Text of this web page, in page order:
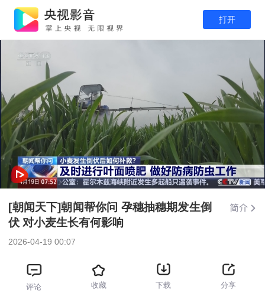
打开
[朝闻天下]朝闻帮你问 孕穗抽穗期发生倒
伏 对小麦生长有何影响
2026-04-19 00:07
评论 收藏 下载 分享